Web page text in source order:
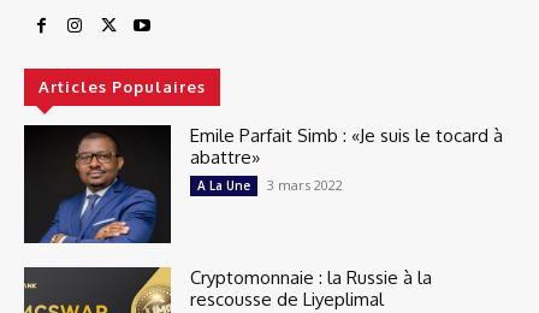
Articles Populaires
Emile Parfait Simb : «Je suis le tocard à
abattre»
A La Une 3 mars 2022
Cryptomonnaie : la Russie à la
rescousse de Liyeplimal